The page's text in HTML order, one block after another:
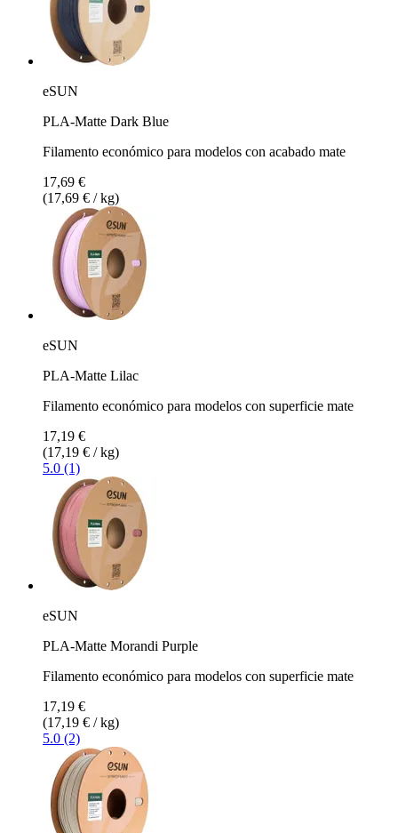
eSUN
PLA-Matte Dark Blue
Filamento económico para modelos con acabado mate
17,69 €
(17,69 € / kg)
eSUN
PLA-Matte Lilac
Filamento económico para modelos con superficie mate
17,19 €
(17,19 € / kg)
5.0 (1)
eSUN
PLA-Matte Morandi Purple
Filamento económico para modelos con superficie mate
17,19 €
(17,19 € / kg)
5.0 (2)